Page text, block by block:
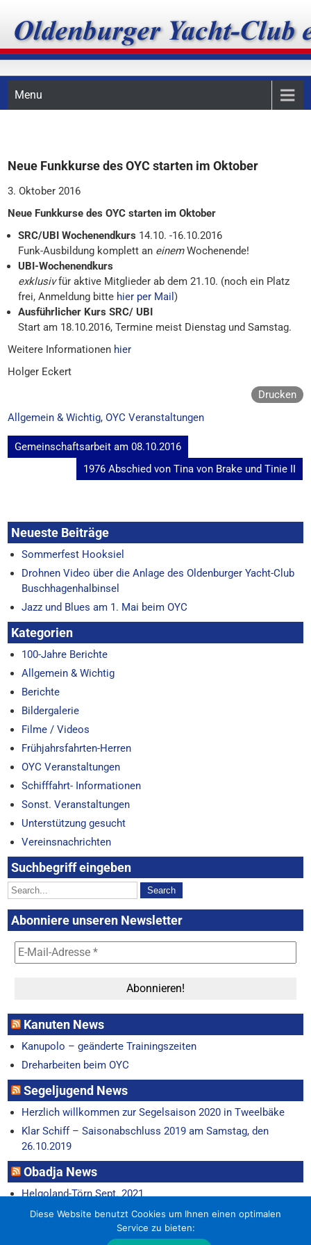
content
Oldenburger Yacht-Club
e.V.
Menu
Neue Funkkurse des OYC starten im Oktober
3. Oktober 2016
Neue Funkkurse des OYC starten im Oktober
SRC/UBI Wochenendkurs 14.10. -16.10.2016
Funk-Ausbildung komplett an einemWochenende!
UBI-Wochenendkurs
exklusivfür aktive Mitglieder ab dem 21.10. (noch ein Platz
frei, Anmeldung bitte hier per Mail)
Ausführlicher Kurs SRC/ UBI
Start am 18.10.2016, Termine meist Dienstag und Samstag.
Weitere Informationen hier
Holger Eckert
Drucken
Allgemein & Wichtig,OYC Veranstaltungen
Beitragsnavigation
Gemeinschaftsarbeit am 08.10.2016
1976 Abschied von Tina von Brake und Tinie II
Neueste Beiträge
Sommerfest Hooksiel
Drohnen Video über die Anlage des Oldenburger Yacht-Club
Buschhagenhalbinsel
Jazz und Blues am 1. Mai beim OYC
Kategorien
100-Jahre Berichte
Allgemein & Wichtig
Berichte
Bildergalerie
Filme / Videos
Frühjahrsfahrten-Herren
OYC Veranstaltungen
Schifffahrt- Informationen
Sonst. Veranstaltungen
Unterstützung gesucht
Vereinsnachrichten
Suchbegriff eingeben
Abonniere unseren Newsletter
Kanuten News
Kanupolo – geänderte Trainingszeiten
Dreharbeiten beim OYC
Segeljugend News
Herzlich willkommen zur Segelsaison 2020 in Tweelbäke
Klar Schiff – Saisonabschluss 2019 am Samstag, den
26.10.2019
Obadja News
Helgoland-Törn Sept. 2021
Horum-Regatta 22.6.
Diese Website benutzt Cookies um Ihnen einen optimalen
Service zu bieten: